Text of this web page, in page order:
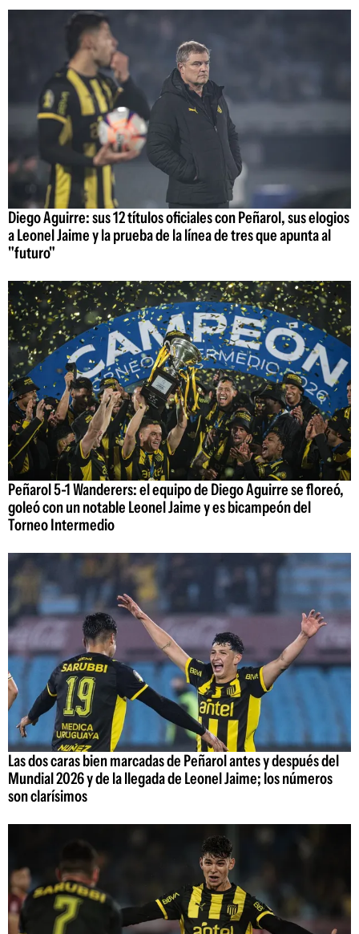
Diego Aguirre: sus 12 títulos oficiales con Peñarol, sus elogios
a Leonel Jaime y la prueba de la línea de tres que apunta al
"futuro"
Peñarol 5-1 Wanderers: el equipo de Diego Aguirre se floreó,
goleó con un notable Leonel Jaime y es bicampeón del
Torneo Intermedio
Las dos caras bien marcadas de Peñarol antes y después del
Mundial 2026 y de la llegada de Leonel Jaime; los números
son clarísimos